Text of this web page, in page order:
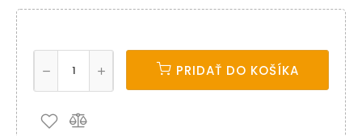
PRIDAŤ DO KOŠÍKA